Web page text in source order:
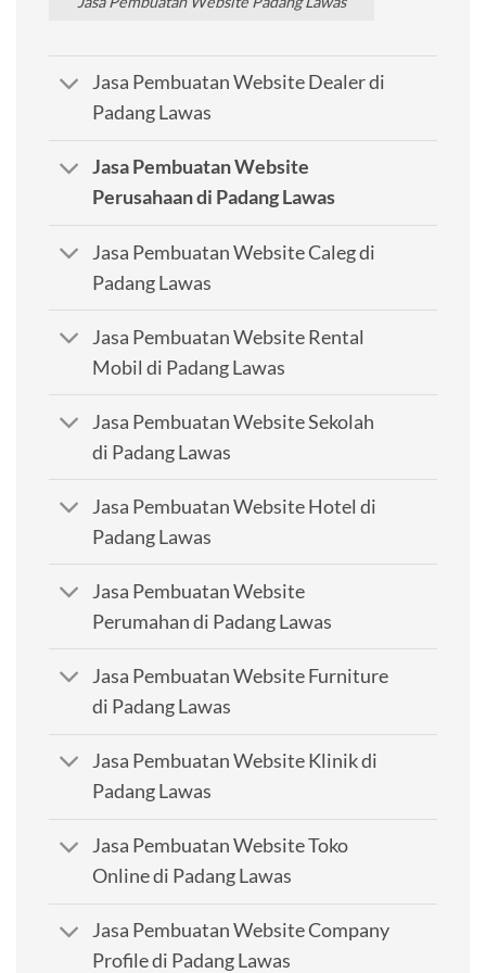
Jasa Pembuatan Website Dealer di
Padang Lawas
Jasa Pembuatan Website
Perusahaan di Padang Lawas
Jasa Pembuatan Website Caleg di
Padang Lawas
Jasa Pembuatan Website Rental
Mobil di Padang Lawas
Jasa Pembuatan Website Sekolah
di Padang Lawas
Jasa Pembuatan Website Hotel di
Padang Lawas
Jasa Pembuatan Website
Perumahan di Padang Lawas
Jasa Pembuatan Website Furniture
di Padang Lawas
Jasa Pembuatan Website Klinik di
Padang Lawas
Jasa Pembuatan Website Toko
Online di Padang Lawas
Jasa Pembuatan Website Company
Profile di Padang Lawas